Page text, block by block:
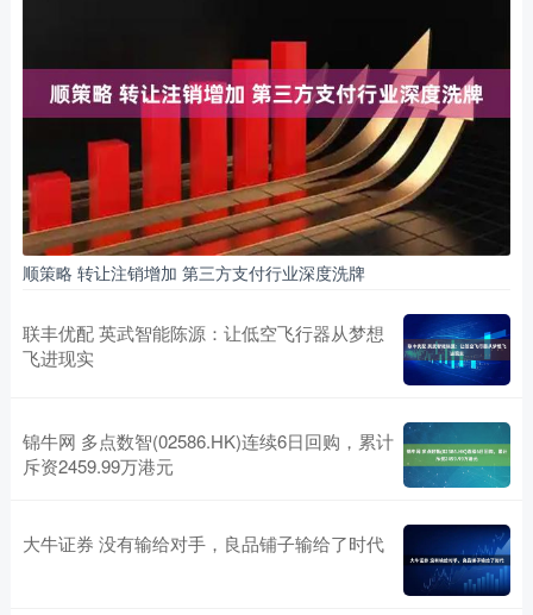
顺策略 转让注销增加 第三方支付行业深度洗牌
联丰优配 英武智能陈源：让低空飞行器从梦想
飞进现实
锦牛网 多点数智(02586.HK)连续6日回购，累计
斥资2459.99万港元
大牛证券 没有输给对手，良品铺子输给了时代